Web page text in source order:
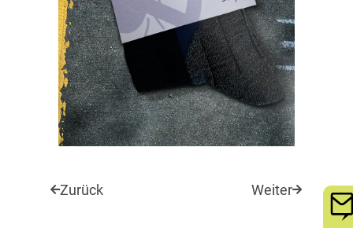
Zurück Weiter